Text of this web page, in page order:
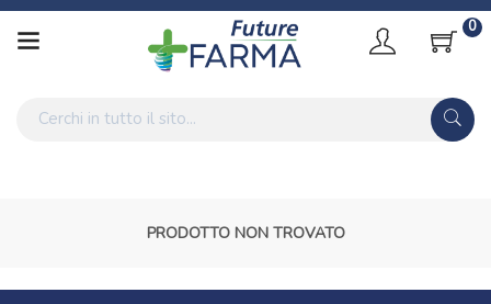
0
PRODOTTO NON TROVATO